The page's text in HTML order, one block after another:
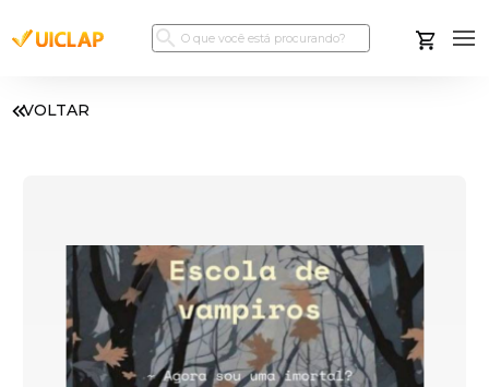
VOLTAR